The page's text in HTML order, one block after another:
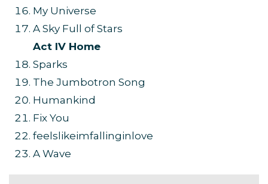
My Universe
A Sky Full of Stars
Act IV Home
Sparks
The Jumbotron Song
Humankind
Fix You
feelslikeimfallinginlove
A Wave